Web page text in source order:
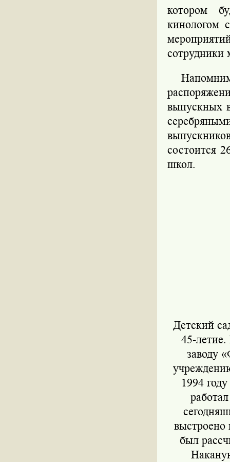
котором
кинологом
сотрудники
выпускных
состоится
школ.
Детский
45-
заводу
1994
выстроено
был